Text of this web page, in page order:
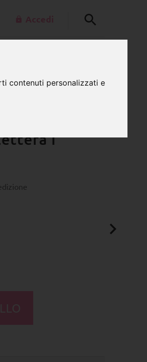
contenuti personalizzati e
CARRELLO
- 15:00
I